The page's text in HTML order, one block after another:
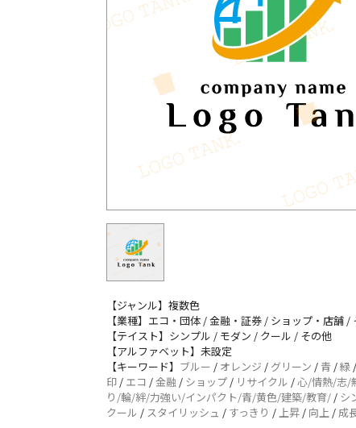
【ジャンル】複数色
【業種】エコ・団体 / 金融・証券 / ショップ・店舗 /
【テイスト】シンプル / モダン / クール / その他
【アルファベット】未設定
【キーワード】 ブルー / オレンジ / グリーン / 青 /緑 /
印 / エコ / 金融 / ショップ / リサイクル /心/情熱/志
り/輪/絆/力強い/インパクト/青/黄色/建築/教育/ / シ
クール / スタイリッシュ / すっきり /上昇 / 向上 / 成